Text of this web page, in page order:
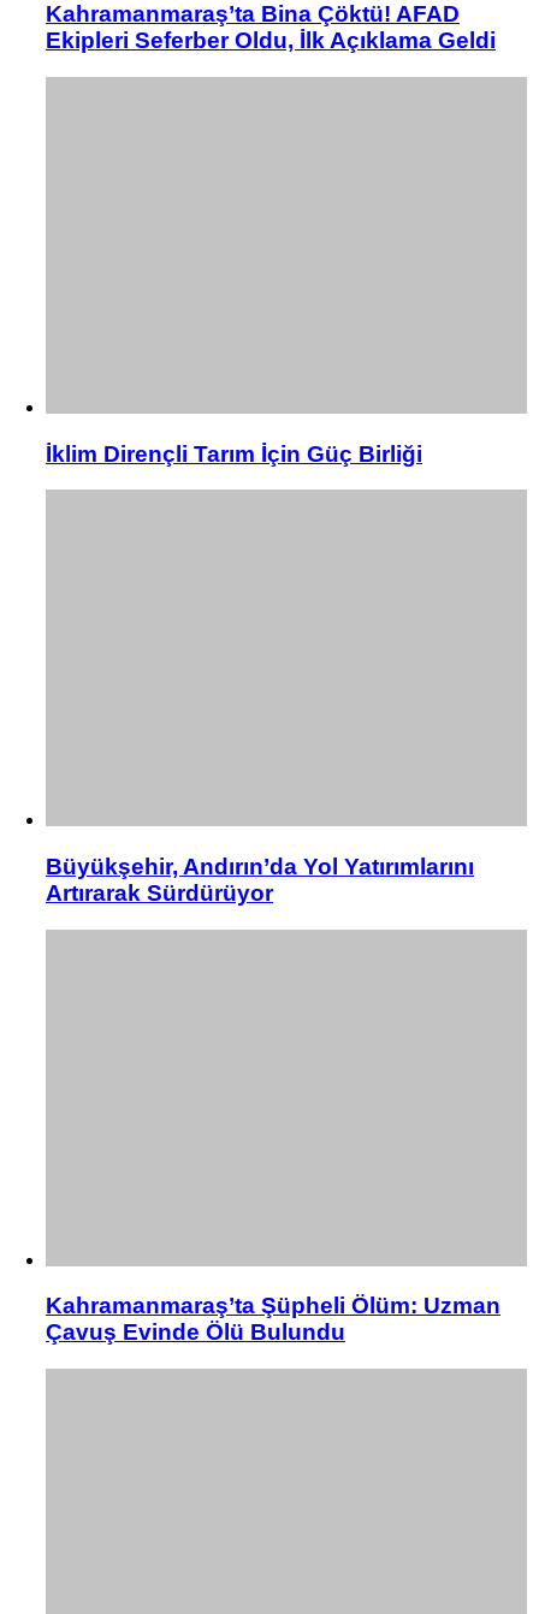
Kahramanmaraş’ta Bina Çöktü! AFAD
Ekipleri Seferber Oldu, İlk Açıklama Geldi
İklim Dirençli Tarım İçin Güç Birliği
Büyükşehir, Andırın’da Yol Yatırımlarını
Artırarak Sürdürüyor
Kahramanmaraş’ta Şüpheli Ölüm: Uzman
Çavuş Evinde Ölü Bulundu